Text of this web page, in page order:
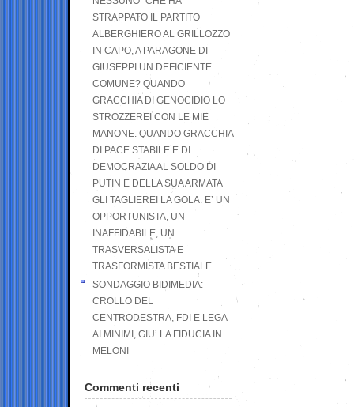
STRAPPATO IL PARTITO
ALBERGHIERO AL GRILLOZZO
IN CAPO, A PARAGONE DI
GIUSEPPI UN DEFICIENTE
COMUNE? QUANDO
GRACCHIA DI GENOCIDIO LO
STROZZEREI CON LE MIE
MANONE. QUANDO GRACCHIA
DI PACE STABILE E DI
DEMOCRAZIA AL SOLDO DI
PUTIN E DELLA SUA ARMATA
GLI TAGLIEREI LA GOLA: E’ UN
OPPORTUNISTA, UN
INAFFIDABILE, UN
TRASVERSALISTA E
TRASFORMISTA BESTIALE.
SONDAGGIO BIDIMEDIA:
CROLLO DEL
CENTRODESTRA, FDI E LEGA
AI MINIMI, GIU’ LA FIDUCIA IN
MELONI
Commenti recenti